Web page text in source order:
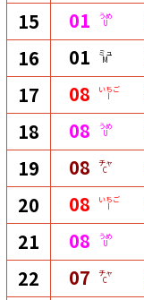
15 01 うめ
U
16 01 ミュ
M
17 08 いちご
I
18 08 うめ
U
19 08 チャ
C
20 08 いちご
I
21 08 うめ
U
22 07 チャ
C